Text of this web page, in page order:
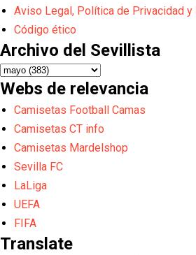
Aviso Legal, Política de Privacidad
Código ético
Archivo del Sevillista
Webs de relevancia
Camisetas Football Camas
Camisetas CT info
Camisetas Mardelshop
Sevilla FC
LaLiga
UEFA
FIFA
Translate